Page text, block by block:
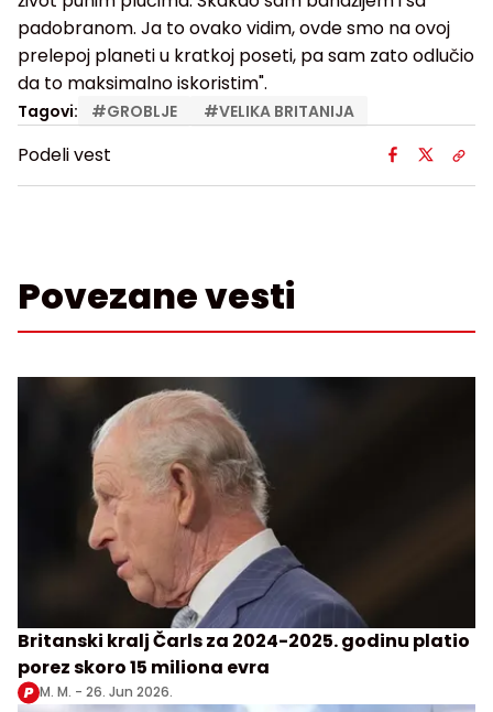
padobranom. Ja to ovako vidim, ovde smo na ovoj
prelepoj planeti u kratkoj poseti, pa sam zato odlučio
da to maksimalno iskoristim".
Tagovi: #GROBLJE #VELIKA BRITANIJA
Podeli vest
Povezane vesti
Britanski kralj Čarls za 2024-2025. godinu platio
porez skoro 15 miliona evra
M. M. - 26. Jun 2026.